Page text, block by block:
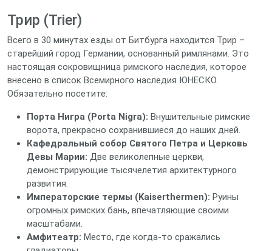
Трир (Trier)
Всего в 30 минутах езды от Битбурга находится Трир –
старейший город Германии, основанный римлянами. Это
настоящая сокровищница римского наследия, которое
внесено в список Всемирного наследия ЮНЕСКО.
Обязательно посетите:
Порта Нигра (Porta Nigra): Внушительные римские
ворота, прекрасно сохранившиеся до наших дней.
Кафедральный собор Святого Петра и Церковь
Девы Марии: Две великолепные церкви,
демонстрирующие тысячелетия архитектурного
развития.
Императорские термы (Kaiserthermen): Руины
огромных римских бань, впечатляющие своими
масштабами.
Амфитеатр: Место, где когда-то сражались